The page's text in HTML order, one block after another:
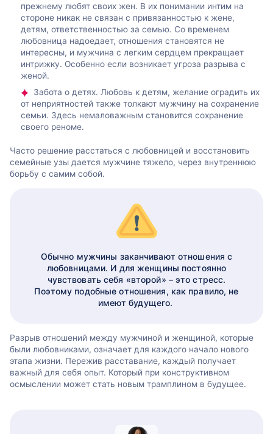
прежнему любят своих жен. В их понимании интим на
стороне никак не связан с привязанностью к жене,
детям, ответственностью за семью. Со временем
любовница надоедает, отношения становятся не
интересны, и мужчина с легким сердцем прекращает
интрижку. Особенно если возникает угроза разрыва с
женой.
Забота о детях. Любовь к детям, желание оградить их
от неприятностей также толкают мужчину на сохранение
семьи. Здесь немаловажным становится сохранение
своего реноме.
Часто решение расстаться с любовницей и восстановить
семейные узы дается мужчине тяжело, через внутреннюю
борьбу с самим собой.
Обычно мужчины заканчивают отношения с
любовницами. И для женщины постоянно
чувствовать себя «второй» – это стресс.
Поэтому подобные отношения, как правило, не
имеют будущего.
Разрыв отношений между мужчиной и женщиной, которые
были любовниками, означает для каждого начало нового
этапа жизни. Пережив расставание, каждый получает
важный для себя опыт. Который при конструктивном
осмыслении может стать новым трамплином в будущее.